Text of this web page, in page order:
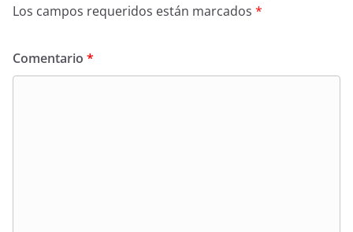
Los campos requeridos están marcados *
Comentario *